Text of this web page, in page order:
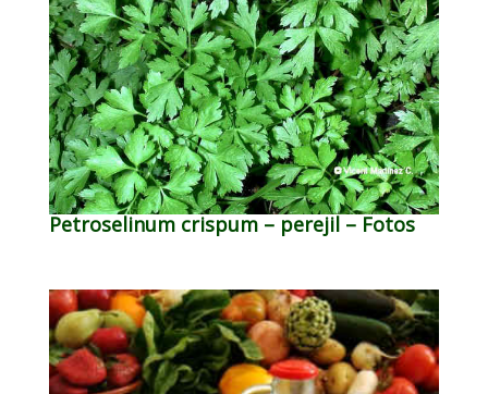
Petroselinum crispum – perejil – Fotos